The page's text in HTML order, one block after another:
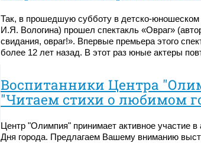
Так, в прошедшую субботу в детско-юношеском
И.Я. Вологина) прошел спектакль «Овраг»
свидания, овраг!». Впервые премьера этого
более 12 лет назад. В этот раз юные актеры
Воспитанники Центра
"Читаем стихи о любимом
Центр "Олимпия" принимает активное участие
Дня города. Предлагаем Вашему вниманию